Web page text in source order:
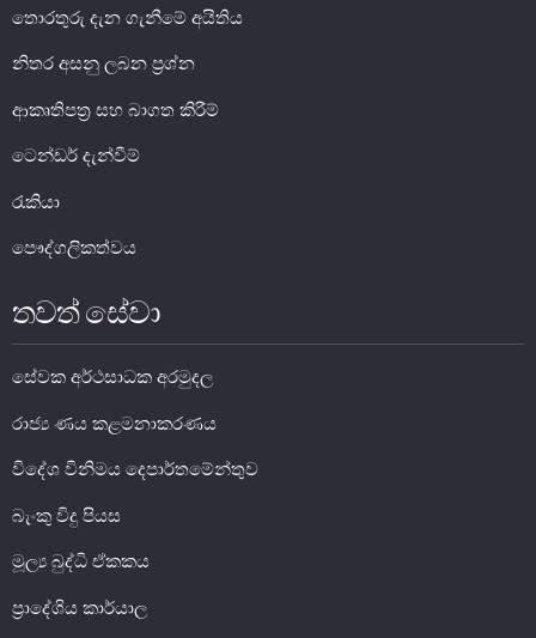
සාර්ව විචක්ෂණ අවේක්ෂණය
තිරසාර මූල්‍ය
නිරාකරණය
තැන්පතු රක්ෂණ
මූල්‍ය වෙළෙඳපොල
මූල්‍ය වෙළෙඳපොළ-සමස්ත විග්‍රහය
දේශීය විදේශ විනිමය වෙළෙඳපොළ
අනුගත වීම
රාජ්‍ය සුරැකුම්පත් වෙළෙඳපොළ
කොටස් වෙළෙඳපොළ
මූල්‍ය යටිතල පහසුකම්
තොරතුරු දැන ගැනීමේ අයිතිය
නිතර අසනු ලබන ප්‍රශ්න
ආකෘතිපත්‍ර සහ බාගත කිරීම්
ටෙන්ඩර් දැන්වීම්
රැකියා
පෞද්ගලිකත්වය
තවත් සේවා
සේවක අර්ථසාධක අරමුදල
රාජ්‍ය ණය කළමනාකරණය
විදේශ විනිමය දෙපාර්තමේන්තුව
බැංකු විදු පියස
මූල්‍ය බුද්ධි ඒකකය
ප්‍රාදේශිය කාර්යාල